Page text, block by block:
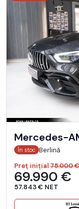
Mercedes-
În stoc Berlină
Preț inițial75.000 €
69.990 €
57.843 € NET